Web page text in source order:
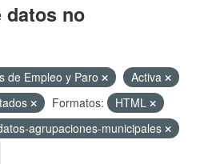
datos no
de Empleo y Paro
Activa
Formatos:
HTML
agrupaciones-municipales